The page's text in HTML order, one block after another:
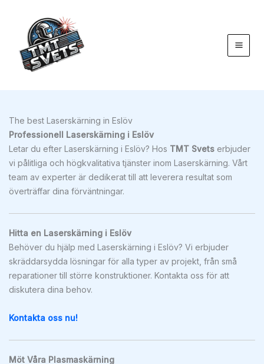
innehåll
The best Laserskärning in Eslöv
Professionell Laserskärning i Eslöv
Letar du efter Laserskärning i Eslöv? Hos TMT Svets erbjuder
vi pålitliga och högkvalitativa tjänster inom Laserskärning. Vårt
team av experter är dedikerat till att leverera resultat som
överträffar dina förväntningar.
Hitta en Laserskärning i Eslöv
Behöver du hjälp med Laserskärning i Eslöv? Vi erbjuder
skräddarsydda lösningar för alla typer av projekt, från små
reparationer till större konstruktioner. Kontakta oss för att
diskutera dina behov.
Kontakta oss nu!
Möt Våra Plasmaskärning